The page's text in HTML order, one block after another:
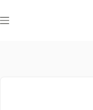
al
al